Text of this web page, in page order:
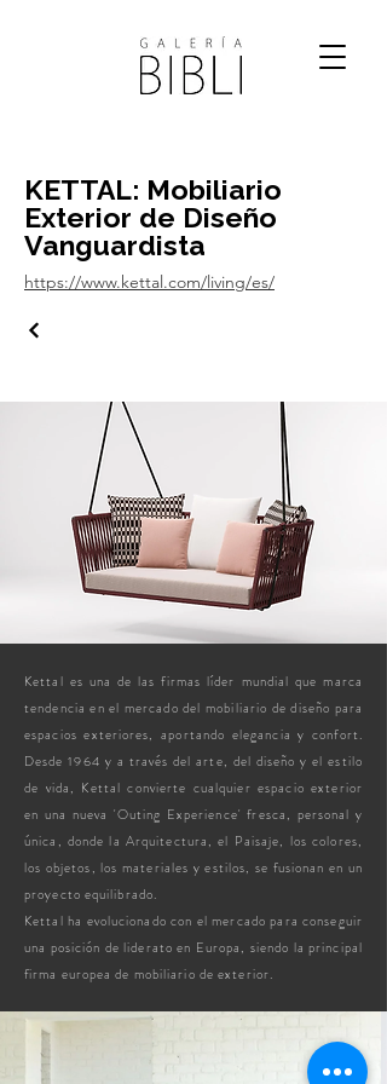
KETTAL: Mobiliario
Exterior de Diseño
Vanguardista
https://www.kettal.com/living/es/
Kettal es una de las firmas líder mundial que marca
tendencia en el mercado del mobiliario de diseño para
espacios exteriores, aportando elegancia y confort.
Desde 1964 y a través del arte, del diseño y el estilo
de vida, Kettal convierte cualquier espacio exterior
en una nueva 'Outing Experience' fresca, personal y
única, donde la Arquitectura, el Paisaje, los colores,
los objetos, los materiales y estilos, se fusionan en un
proyecto equilibrado.
Kettal ha evolucionado con el mercado para conseguir
una posición de liderato en Europa, siendo la principal
firma europea de mobiliario de exterior.